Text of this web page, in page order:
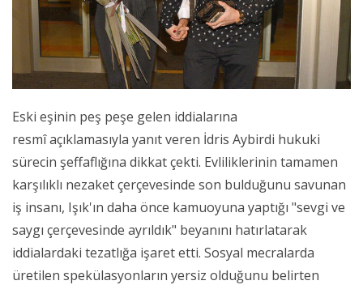
Eski eşinin peş peşe gelen iddialarına
resmî açıklamasıyla yanıt veren İdris Aybirdi hukuki
sürecin şeffaflığına dikkat çekti. Evliliklerinin tamamen
karşılıklı nezaket çerçevesinde son bulduğunu savunan
iş insanı, Işık'ın daha önce kamuoyuna yaptığı "sevgi ve
saygı çerçevesinde ayrıldık" beyanını hatırlatarak
iddialardaki tezatlığa işaret etti. Sosyal mecralarda
üretilen spekülasyonların yersiz olduğunu belirten